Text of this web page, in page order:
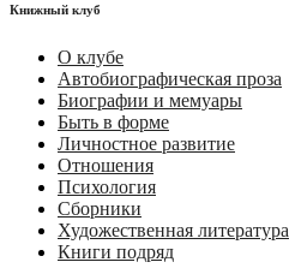
Книжный клуб
О клубе
Автобиографическая проза
Биографии и мемуары
Быть в форме
Личностное развитие
Отношения
Психология
Сборники
Художественная литература
Книги подряд